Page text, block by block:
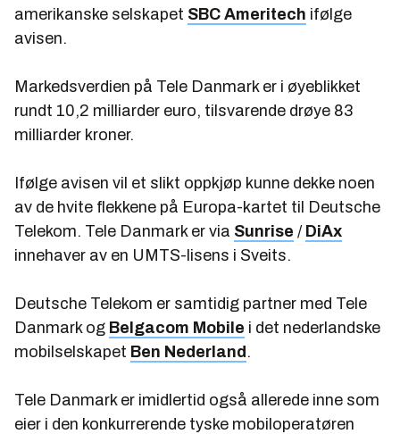
amerikanske selskapet SBC Ameritech ifølge
avisen.
Markedsverdien på Tele Danmark er i øyeblikket
rundt 10,2 milliarder euro, tilsvarende drøye 83
milliarder kroner.
Ifølge avisen vil et slikt oppkjøp kunne dekke noen
av de hvite flekkene på Europa-kartet til Deutsche
Telekom. Tele Danmark er via Sunrise / DiAx
innehaver av en UMTS-lisens i Sveits.
Deutsche Telekom er samtidig partner med Tele
Danmark og Belgacom Mobile i det nederlandske
mobilselskapet Ben Nederland .
Tele Danmark er imidlertid også allerede inne som
eier i den konkurrerende tyske mobiloperatøren